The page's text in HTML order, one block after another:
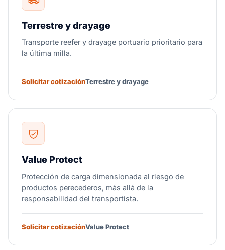
Terrestre y drayage
Transporte reefer y drayage portuario prioritario para
la última milla.
Solicitar cotizaciónTerrestre y drayage
Value Protect
Protección de carga dimensionada al riesgo de
productos perecederos, más allá de la
responsabilidad del transportista.
Solicitar cotizaciónValue Protect